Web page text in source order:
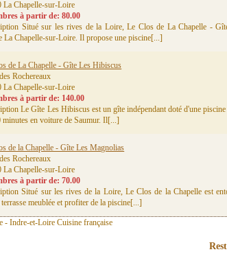
La Chapelle-sur-Loire
à partir de: 80.00
Situé sur les rives de la Loire, Le Clos de La Chapelle -
La Chapelle-sur-Loire. Il propose une piscine[...]
de La Chapelle - Gîte Les Hibiscus
Rochereaux
La Chapelle-sur-Loire
à partir de: 140.00
Le Gîte Les Hibiscus est un gîte indépendant doté d'une
en voiture de Saumur. Il[...]
de la Chapelle - Gîte Les Magnolias
Rochereaux
La Chapelle-sur-Loire
à partir de: 70.00
Situé sur les rives de la Loire, Le Clos de la Chapelle est
meublée et profiter de la piscine[...]
- Indre-et-Loire Cuisine française